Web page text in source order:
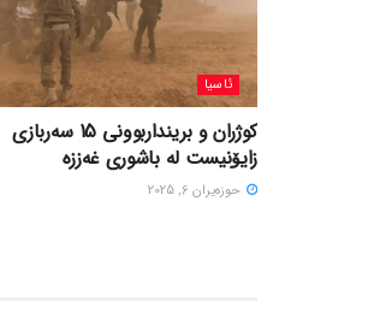
ئاسیا
کوژران و برینداربوونی 15 سەربازی
زایۆنیست لە باشوری غەززە
حوزه‌یران 6, 2025